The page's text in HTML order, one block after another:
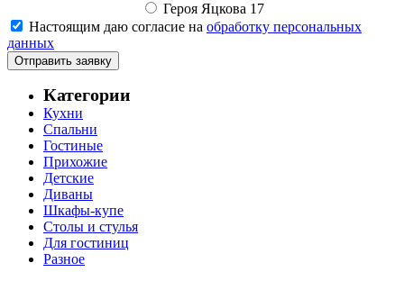
Героя Яцкова 17
Настоящим даю согласие на обработку персональных
данных
Отправить заявку
Категории
Кухни
Спальни
Гостиные
Прихожие
Детские
Диваны
Шкафы-купе
Столы и стулья
Для гостиниц
Разное